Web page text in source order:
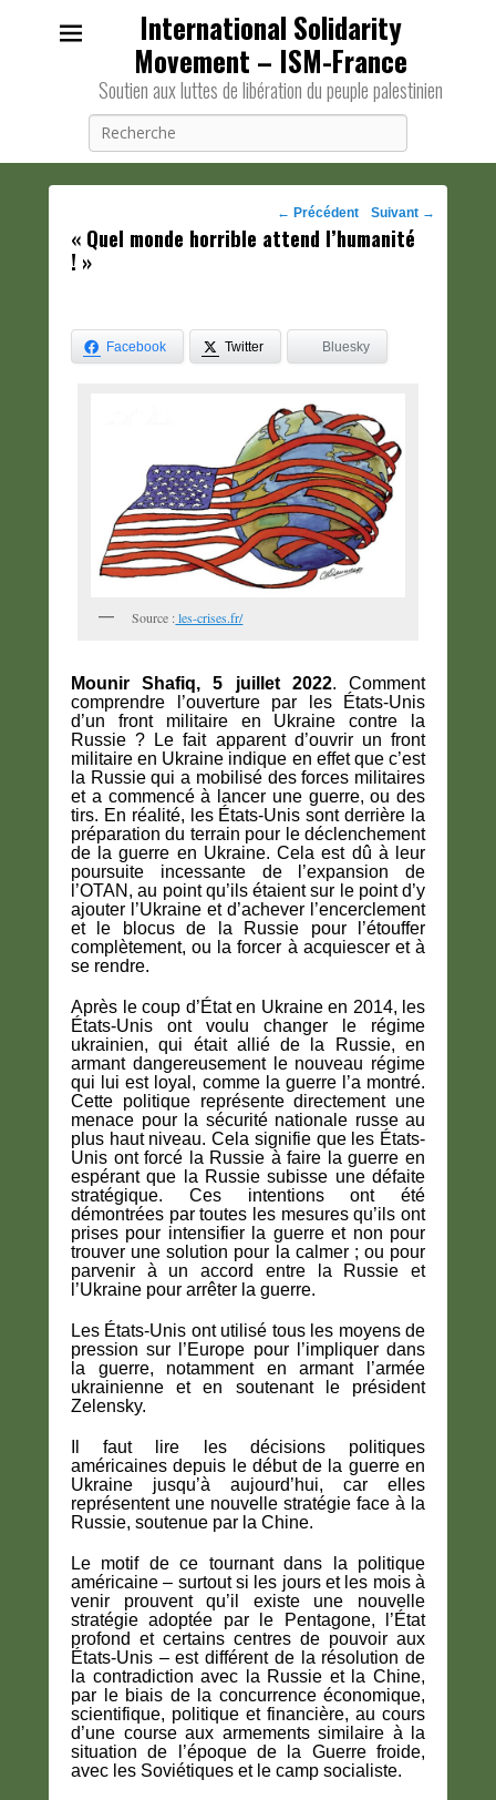
International Solidarity
Movement – ISM-France
Soutien aux luttes de libération du peuple palestinien
Navigation
des
← Précédent Suivant →
« Quel monde horrible attend l’humanité
! »
Facebook Twitter Bluesky
Source : les-crises.fr/
Mounir Shafiq, 5 juillet 2022. Comment
comprendre l’ouverture par les États-Unis
d’un front militaire en Ukraine contre la
Russie ? Le fait apparent d’ouvrir un front
militaire en Ukraine indique en effet que c’est
la Russie qui a mobilisé des forces militaires
et a commencé à lancer une guerre, ou des
tirs. En réalité, les États-Unis sont derrière la
préparation du terrain pour le déclenchement
de la guerre en Ukraine. Cela est dû à leur
poursuite incessante de l’expansion de
l’OTAN, au point qu’ils étaient sur le point d’y
ajouter l’Ukraine et d’achever l’encerclement
et le blocus de la Russie pour l’étouffer
complètement, ou la forcer à acquiescer et à
se rendre.
Après le coup d’État en Ukraine en 2014, les
États-Unis ont voulu changer le régime
ukrainien, qui était allié de la Russie, en
armant dangereusement le nouveau régime
qui lui est loyal, comme la guerre l’a montré.
Cette politique représente directement une
menace pour la sécurité nationale russe au
plus haut niveau. Cela signifie que les États-
Unis ont forcé la Russie à faire la guerre en
espérant que la Russie subisse une défaite
stratégique. Ces intentions ont été
démontrées par toutes les mesures qu’ils ont
prises pour intensifier la guerre et non pour
trouver une solution pour la calmer ; ou pour
parvenir à un accord entre la Russie et
l’Ukraine pour arrêter la guerre.
Les États-Unis ont utilisé tous les moyens de
pression sur l’Europe pour l’impliquer dans
la guerre, notamment en armant l’armée
ukrainienne et en soutenant le président
Zelensky.
Il faut lire les décisions politiques
américaines depuis le début de la guerre en
Ukraine jusqu’à aujourd’hui, car elles
représentent une nouvelle stratégie face à la
Russie, soutenue par la Chine.
Le motif de ce tournant dans la politique
américaine – surtout si les jours et les mois à
venir prouvent qu’il existe une nouvelle
stratégie adoptée par le Pentagone, l’État
profond et certains centres de pouvoir aux
États-Unis – est différent de la résolution de
la contradiction avec la Russie et la Chine,
par le biais de la concurrence économique,
scientifique, politique et financière, au cours
d’une course aux armements similaire à la
situation de l’époque de la Guerre froide,
avec les Soviétiques et le camp socialiste.